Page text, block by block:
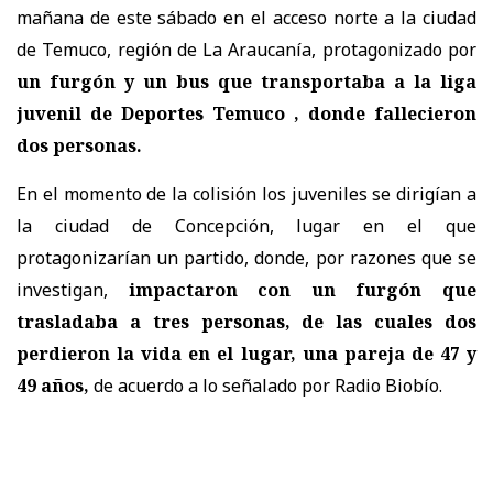
mañana de este sábado en el acceso norte a la ciudad
de Temuco, región de La Araucanía, protagonizado por
un furgón y un bus que transportaba a la liga
juvenil de Deportes Temuco , donde fallecieron
dos personas.
En el momento de la colisión los juveniles se dirigían a
la ciudad de Concepción, lugar en el que
protagonizarían un partido, donde, por razones que se
investigan, impactaron con un furgón que
trasladaba a tres personas, de las cuales dos
perdieron la vida en el lugar, una pareja de47 y
49 años, de acuerdo a lo señalado por Radio Biobío.